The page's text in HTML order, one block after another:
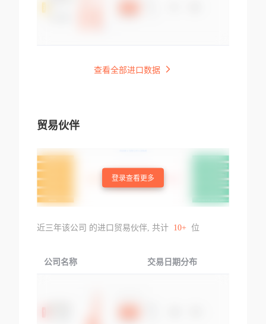
查看全部进口数据
贸易伙伴
登录查看更多
近三年该公司 的进口贸易伙伴, 共计 10+ 位
公司名称 交易日期分布